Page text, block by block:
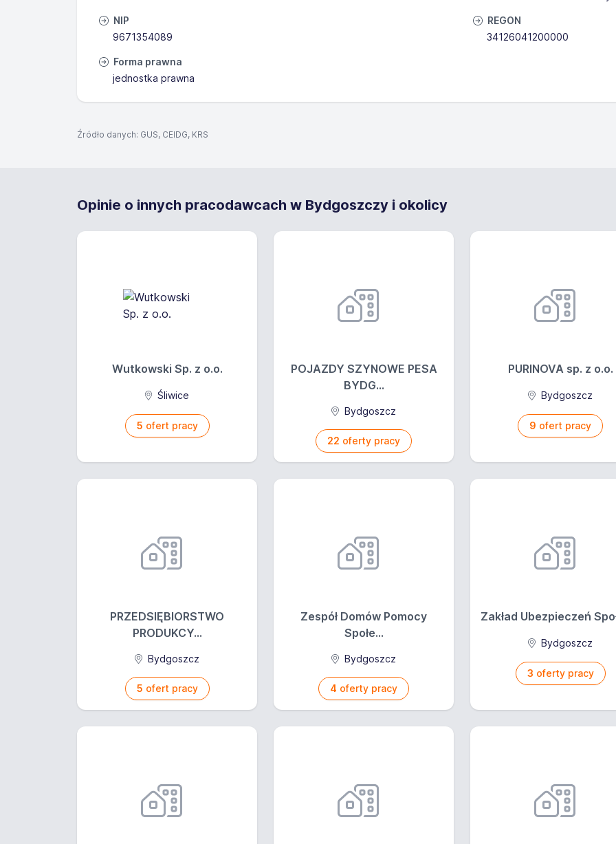
NIP
9671354089
REGON
34126041200000
Forma prawna
jednostka prawna
Źródło danych: GUS, CEIDG, KRS
Opinie o innych pracodawcach w Bydgoszczy i okolicy
Wutkowski Sp. z o.o.
Śliwice
5 ofert pracy
POJAZDY SZYNOWE PESA
BYDG...
Bydgoszcz
22 oferty pracy
PURINOVA sp. z o.o.
Bydgoszcz
9 ofert pracy
PRZEDSIĘBIORSTWO
PRODUKCY...
Bydgoszcz
5 ofert pracy
Zespół Domów Pomocy
Społe...
Bydgoszcz
4 oferty pracy
Zakład Ubezpieczeń
Bydgoszcz
3 oferty pracy